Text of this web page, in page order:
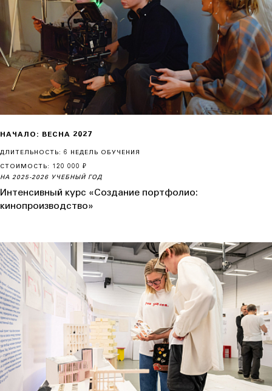
НАЧАЛО: ВЕСНА 2027
ДЛИТЕЛЬНОСТЬ: 6 НЕДЕЛЬ ОБУЧЕНИЯ
СТОИМОСТЬ: 120 000 ₽
НА 2025-2026 УЧЕБНЫЙ ГОД
Интенсивный курс «Создание портфолио:
кинопроизводство»